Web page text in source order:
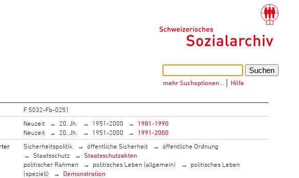
mehr Suchoptionen… Hilfe
F 5032-Fb-0251
Neuzeit 20. Jh. 1951-2000
1981-1990
Neuzeit
20. Jh. 1951-2000
1991-2000
Sicherheitspolitik öffentliche Sicherheit
öffentliche Ordnung
Staatsschutz
Staatsschutzakten
politischer Rahmen
politisches Leben (allgemein)
politisches Leben
(speziell)
Demonstration